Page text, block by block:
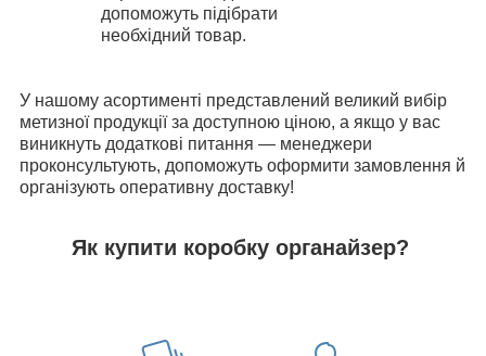
допоможуть підібрати
необхідний товар.
У нашому асортименті представлений великий вибір
метизної продукції за доступною ціною, а якщо у вас
виникнуть додаткові питання — менеджери
проконсультують, допоможуть оформити замовлення й
організують оперативну доставку!
Як купити коробку органайзер?